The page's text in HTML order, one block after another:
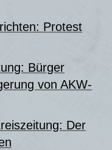
Protest
Bürger
von AKW-
Der